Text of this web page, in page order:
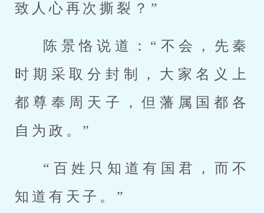
致人心再次撕裂？”
陈景恪说道：“不会，先秦
时期采取分封制，大家名义上
都尊奉周天子，但藩属国都各
自为政。”
“百姓只知道有国君，而不
知道有天子。”